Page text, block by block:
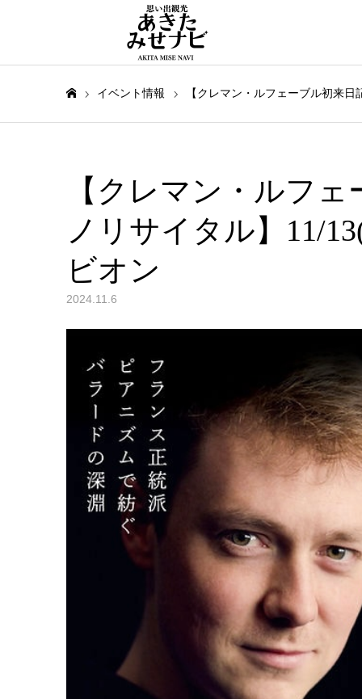
イベント情報 【クレマン・ルフェーブル初来
【クレマン・ルフ
ノリサイタル】11/
ビオン
2024.11.6